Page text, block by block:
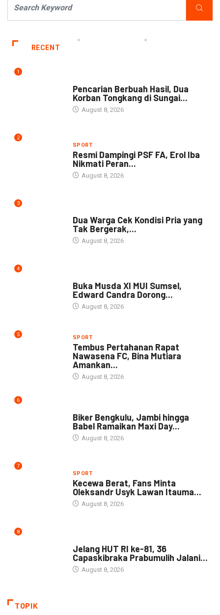
RECENT
1
Pencarian Berbuah Hasil, Dua
Korban Tongkang di Sungai...
August 8, 2026
2
SPORT
Resmi Dampingi PSF FA, Erol Iba
Nikmati Peran...
August 8, 2026
3
Dua Warga Cek Kondisi Pria yang
Tak Bergerak,...
August 8, 2026
4
Buka Musda XI MUI Sumsel,
Edward Candra Dorong...
August 8, 2026
5 SPORT
Tembus Pertahanan Rapat
Nawasena FC, Bina Mutiara
Amankan...
August 8, 2026
6
Biker Bengkulu, Jambi hingga
Babel Ramaikan Maxi Day...
August 8, 2026
7
SPORT
Kecewa Berat, Fans Minta
Oleksandr Usyk Lawan Itauma...
August 8, 2026
8
Jelang HUT RI ke-81, 36
Capaskibraka Prabumulih Jalani...
August 8, 2026
TOPIK